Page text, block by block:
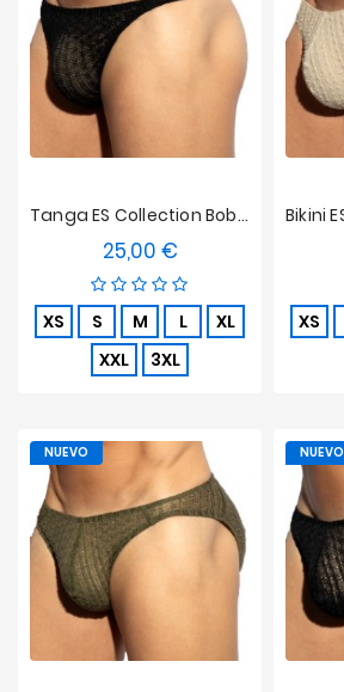
Tanga ES Collection Bobbles Edición Limitada - Negro
25,00 €Precio
XS S M L
XL
XXL
3XL
XS
NUEVO NUEVO